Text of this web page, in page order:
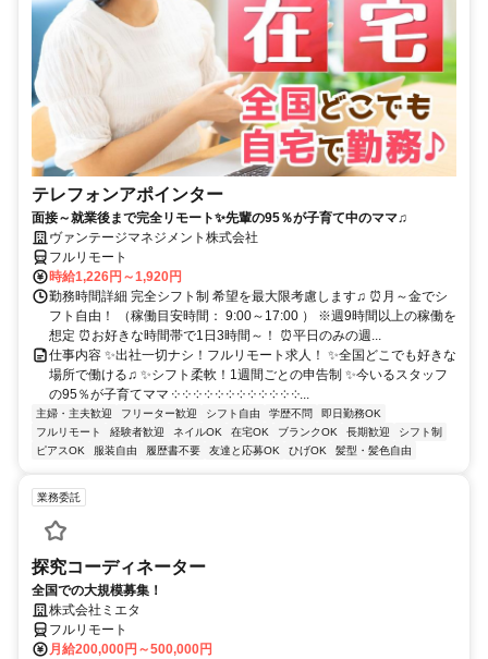
テレフォンアポインター
面接～就業後まで完全リモート✨先輩の95％が子育て中のママ♫
ヴァンテージマネジメント株式会社
フルリモート
時給1,226円～1,920円
勤務時間詳細 完全シフト制 希望を最大限考慮します♫ ⏰月～金でシ
フト自由！ （稼働目安時間： 9:00～17:00 ） ※週9時間以上の稼働を
想定 ⏰お好きな時間帯で1日3時間～！ ⏰平日のみの週...
仕事内容 ✨出社一切ナシ！フルリモート求人！ ✨全国どこでも好きな
場所で働ける♫ ✨シフト柔軟！1週間ごとの申告制 ✨今いるスタッフ
の95％が子育てママ ༶ ༶ ༶ ༶ ༶ ༶ ༶ ༶ ༶ ༶ ༶ ༶...
主婦・主夫歓迎 フリーター歓迎 シフト自由 学歴不問
即日勤務OK
フルリモート
経験者歓迎 ネイルOK 在宅OK ブランクOK 長期歓迎
シフト制
ピアスOK
服装自由 履歴書不要 友達と応募OK ひげOK 髪型・髪色自由
業務委託
探究コーディネーター
全国での大規模募集！
株式会社ミエタ
フルリモート
月給200,000円～500,000円